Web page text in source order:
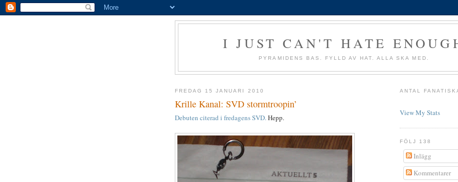
I JUST CAN'T HATE
PYRAMIDENS BAS. FYLLD AV HAT. ALLA SKA MED.
FREDAG 15 JANUARI 2010
Krille Kanal: SVD stormtroopin’
Debuten citerad i fredagens SVD.Hepp.
ANTAL
View My Stats
FÖLJ 138
Inlägg
Kommentarer